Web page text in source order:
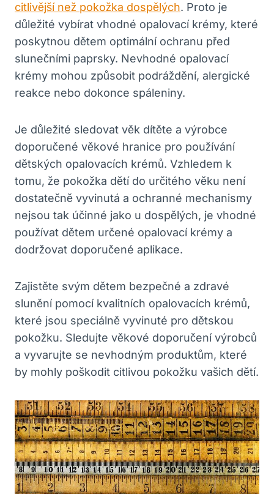
citlivější než pokožka dospělých. Proto je
důležité vybírat vhodné opalovací krémy, které
poskytnou dětem optimální ochranu před
slunečními paprsky. Nevhodné opalovací
krémy mohou způsobit podráždění, alergické
reakce nebo dokonce spáleniny.
Je důležité sledovat věk dítěte a výrobce
doporučené věkové hranice pro používání
dětských opalovacích krémů. Vzhledem k
tomu, že pokožka dětí do určitého věku není
dostatečně vyvinutá a ochranné mechanismy
nejsou tak účinné jako u dospělých, je vhodné
používat dětem určené opalovací krémy a
dodržovat doporučené aplikace.
Zajistěte svým dětem bezpečné a zdravé
slunění pomocí kvalitních opalovacích krémů,
které jsou speciálně vyvinuté pro dětskou
pokožku. Sledujte věkové doporučení výrobců
a vyvarujte se nevhodným produktům, které
by mohly poškodit citlivou pokožku vašich dětí.